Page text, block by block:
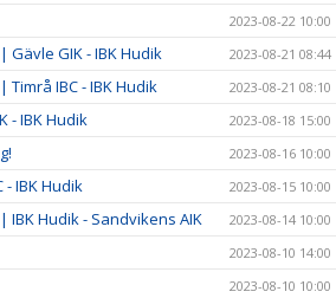
2023-08-22 10:00
GIK - IBK Hudik 2023-08-21 08:44
IBC - IBK Hudik 2023-08-21 08:10
- IBK Hudik 2023-08-18 15:00
2023-08-16 10:00
IBK Hudik 2023-08-15 10:00
Hudik - Sandvikens AIK 2023-08-14 10:00
2023-08-10 14:00
2023-08-10 10:00